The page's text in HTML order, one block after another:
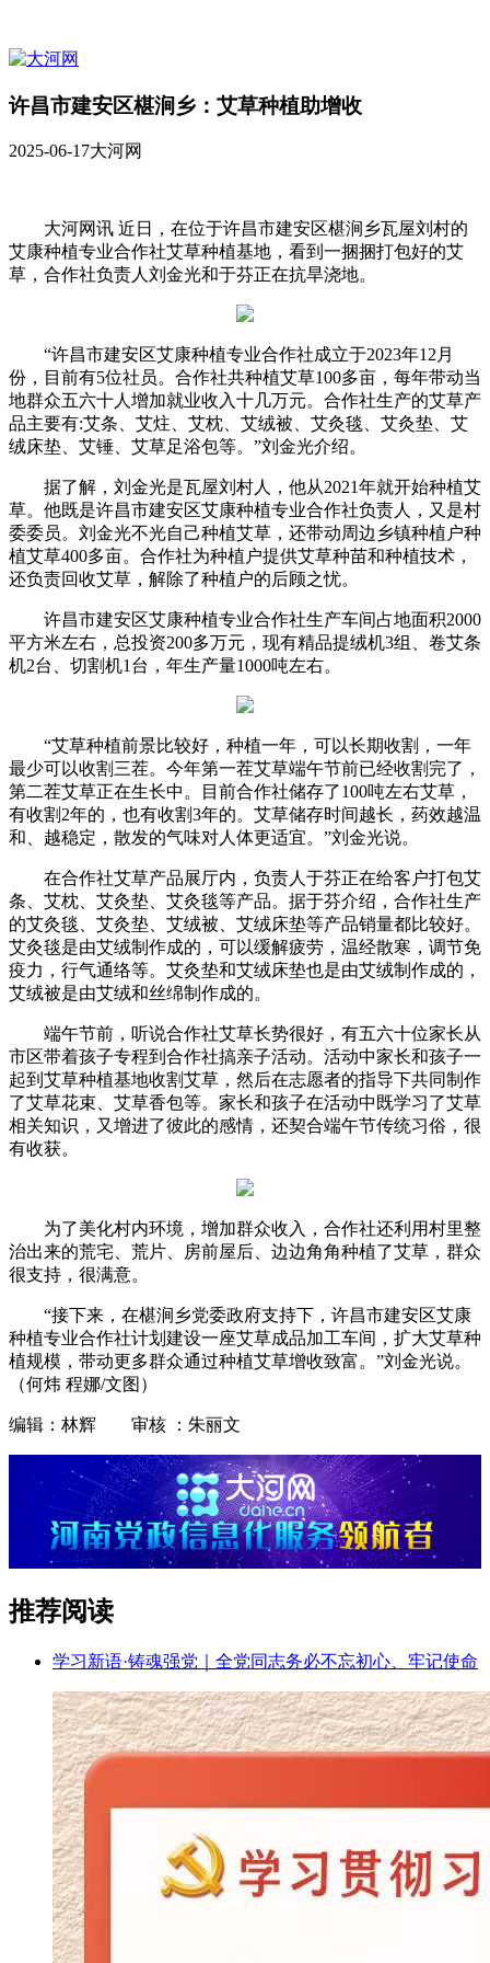
许昌市建安区椹涧乡：艾草种植助增收
2025-06-17大河网
大河网讯 近日，在位于许昌市建安区椹涧乡瓦屋刘村的
艾康种植专业合作社艾草种植基地，看到一捆捆打包好的艾
草，合作社负责人刘金光和于芬正在抗旱浇地。
“许昌市建安区艾康种植专业合作社成立于2023年12月
份，目前有5位社员。合作社共种植艾草100多亩，每年带动当
地群众五六十人增加就业收入十几万元。合作社生产的艾草产
品主要有:艾条、艾炷、艾枕、艾绒被、艾灸毯、艾灸垫、艾
绒床垫、艾锤、艾草足浴包等。”刘金光介绍。
据了解，刘金光是瓦屋刘村人，他从2021年就开始种植艾
草。他既是许昌市建安区艾康种植专业合作社负责人，又是村
委委员。刘金光不光自己种植艾草，还带动周边乡镇种植户种
植艾草400多亩。合作社为种植户提供艾草种苗和种植技术，
还负责回收艾草，解除了种植户的后顾之忧。
许昌市建安区艾康种植专业合作社生产车间占地面积2000
平方米左右，总投资200多万元，现有精品提绒机3组、卷艾条
机2台、切割机1台，年生产量1000吨左右。
“艾草种植前景比较好，种植一年，可以长期收割，一年
最少可以收割三茬。今年第一茬艾草端午节前已经收割完了，
第二茬艾草正在生长中。目前合作社储存了100吨左右艾草，
有收割2年的，也有收割3年的。艾草储存时间越长，药效越温
和、越稳定，散发的气味对人体更适宜。”刘金光说。
在合作社艾草产品展厅内，负责人于芬正在给客户打包艾
条、艾枕、艾灸垫、艾灸毯等产品。据于芬介绍，合作社生产
的艾灸毯、艾灸垫、艾绒被、艾绒床垫等产品销量都比较好。
艾灸毯是由艾绒制作成的，可以缓解疲劳，温经散寒，调节免
疫力，行气通络等。艾灸垫和艾绒床垫也是由艾绒制作成的，
艾绒被是由艾绒和丝绵制作成的。
端午节前，听说合作社艾草长势很好，有五六十位家长从
市区带着孩子专程到合作社搞亲子活动。活动中家长和孩子一
起到艾草种植基地收割艾草，然后在志愿者的指导下共同制作
了艾草花束、艾草香包等。家长和孩子在活动中既学习了艾草
相关知识，又增进了彼此的感情，还契合端午节传统习俗，很
有收获。
为了美化村内环境，增加群众收入，合作社还利用村里整
治出来的荒宅、荒片、房前屋后、边边角角种植了艾草，群众
很支持，很满意。
“接下来，在椹涧乡党委政府支持下，许昌市建安区艾康
种植专业合作社计划建设一座艾草成品加工车间，扩大艾草种
植规模，带动更多群众通过种植艾草增收致富。”刘金光说。
（何炜 程娜/文图）
编辑：林辉 审核 ：朱丽文
推荐阅读
学习新语·铸魂强党｜全党同志务必不忘初心、牢记使命